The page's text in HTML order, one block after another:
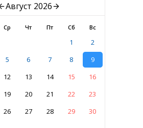
Август 2026
Ср Чт Пт Сб Вс
1
2
5 6 7 8
9
12 13 14 15
16
19 20 21 22
23
26 27 28 29
30